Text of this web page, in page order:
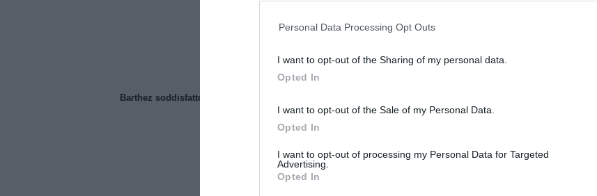
Personal Data Processing Opt Outs
I want to opt-out of the Sharing of my personal data.
Opted In
I want to opt-out of the Sale of my Personal Data.
Opted In
I want to opt-out of processing my Personal Data for Targeted
Advertising.
Opted In
Barthez soddisfatto del Manchester United